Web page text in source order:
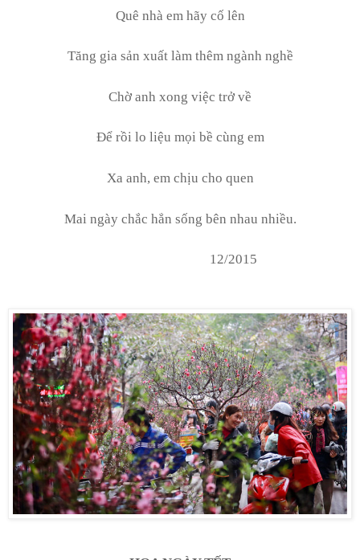
Quê nhà em hãy cố lên
Tăng gia sản xuất làm thêm ngành nghề
Chờ anh xong việc trở về
Để rồi lo liệu mọi bề cùng em
Xa anh, em chịu cho quen
Mai ngày chắc hẳn sống bên nhau nhiều.
12/2015